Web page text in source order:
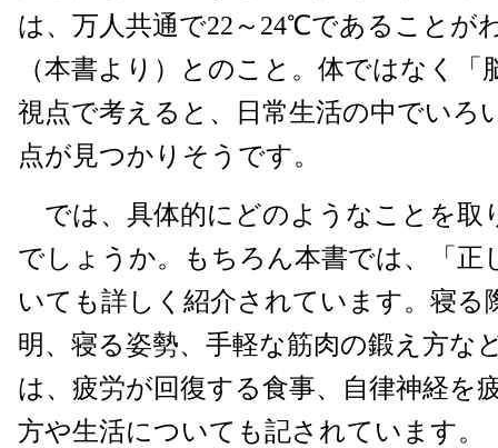
は、万人共通で22～24℃であることが
（本書より）とのこと。体ではなく「
視点で考えると、日常生活の中でいろ
点が見つかりそうです。
では、具体的にどのようなことを取
でしょうか。もちろん本書では、「正
いても詳しく紹介されています。寝る
明、寝る姿勢、手軽な筋肉の鍛え方な
は、疲労が回復する食事、自律神経を
方や生活についても記されています。